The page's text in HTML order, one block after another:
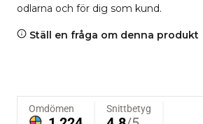
odlarna och för dig som kund.
Ställ en fråga om denna produkt